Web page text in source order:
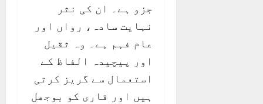
جزو ہے۔ ان کی نثر
نہایت سادہ، رواں اور
عام فہم ہے۔ وہ ثقیل
اور پیچیدہ الفاظ کے
استعمال سے گریز کرتی
ہیں اور قاری کو بوجھل